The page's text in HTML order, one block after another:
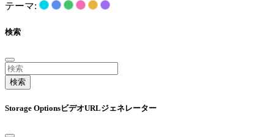
テーマ:
検索
検索
Storage OptionsビデオURLジェネレーター